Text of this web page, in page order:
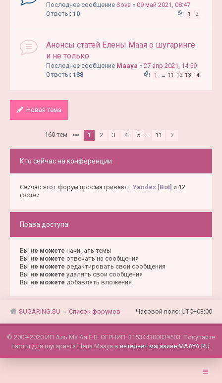
Последнее сообщение Sova « 09 май 2021, 08:47
Ответы: 10 1 2
Анонсы статей Елены Маая о шугаринге
и не только
Последнее сообщение Maaya « 27 апр 2021, 14:59
Ответы: 138 1 11 12 13 14
Новая тема
160 тем 1 2 3 4 5 11
Кто сейчас на конференции
Сейчас этот форум просматривают: Yandex [Bot] и 12
гостей
Права доступа
Вы не можете начинать темы
Вы не можете отвечать на сообщения
Вы не можете редактировать свои сообщения
Вы не можете удалять свои сообщения
Вы не можете добавлять вложения
Часовой пояс: UTC+03:00
SUGARING.SU Список форумов
© 2009-2020 ИП Аль Ма Ая Е.В. ОГРНИП: 315344300039503. Покупайте
пасты для шугаринга Elena Maaya в интернет магазине MAAYA.RU